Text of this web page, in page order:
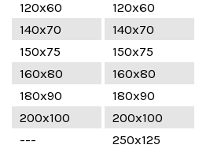
120x60
120x60
140x70
140x70
150x75
150x75
160x80
160x80
180x90
180x90
200x100
200x100
---
250x125